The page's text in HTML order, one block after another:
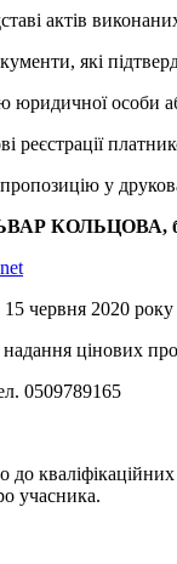
актів
які
юридичної
реєстрації
у
КОЛЬЦОВА,
15 червня 2020
надання цінових
0509789165
до
учасника.